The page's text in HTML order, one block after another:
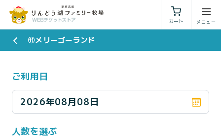
カート
利用規約 特定商取引法に基づく表示
⑪メリーゴーランド
ご利用日
2026年08月08日
人数を選ぶ